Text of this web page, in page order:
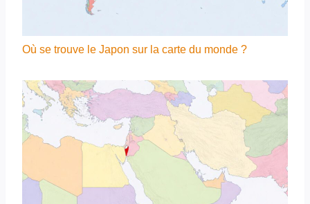
Où se trouve le Japon sur la carte du monde ?